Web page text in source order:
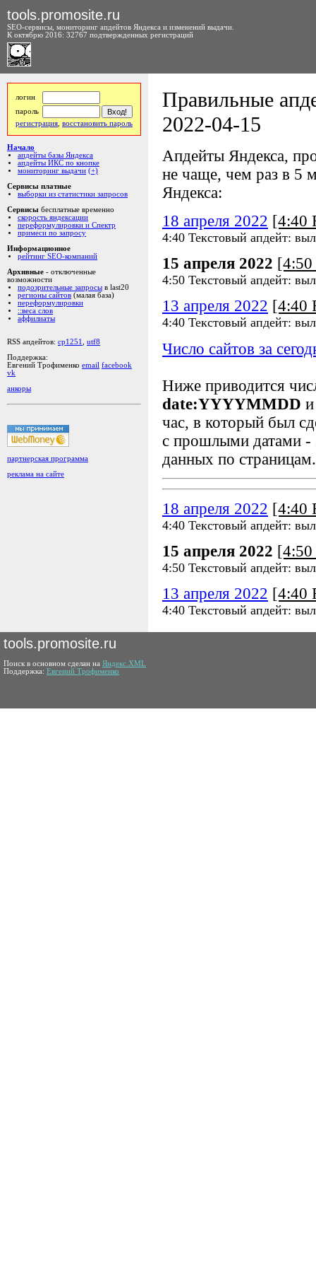
tools.promosite.ru
SEO-сервисы, мониторинг апдейтов Яндекса и изменений выдачи.
К октябрю 2016: 32767 подтвержденных регистраций
логин
пароль
регистрация восстановить пароль
Начало
апдейты базы Яндекса
апдейты ИКС по кнопке
мониторинг выдачи (+)
Сервисы платные
выборки из статистики запросов
Сервисы бесплатные временно
скорость яндексации
переформулировки и Спектр
примеси по запросу
Информационное
рейтинг SEO-компаний
Архивные - отключенные
возможности
подозрительные запросы в last20
регионы сайтов (малая база)
переформулировки
::веса слов
аффилиаты
RSS апдейтов: cp1251
utf8
Поддержка:
Евгений Трофименко email facebook
vk
анкоры
партнерская программа
реклама на сайте
Правильные
2022-04-15
Апдейты Яндекса,
не чаще, чем раз в 5
Яндекса:
18 апреля 2022 [4:40
4:40 Текстовый апдейт:
15 апреля 2022
4:50 Текстовый апдейт:
13 апреля 2022 [4:40
4:40 Текстовый апдейт:
Число сайтов за
Ниже приводится
date:YYYYMMDD
час, в который был
с прошлыми датами -
данных по страницам.
18 апреля 2022 [4:40
4:40 Текстовый апдейт:
15 апреля 2022
4:50 Текстовый апдейт:
13 апреля 2022 [4:40
4:40 Текстовый апдейт:
tools.promosite.ru
Поиск в основном сделан на Яндекс.XML
Поддержка: Евгений Трофименко